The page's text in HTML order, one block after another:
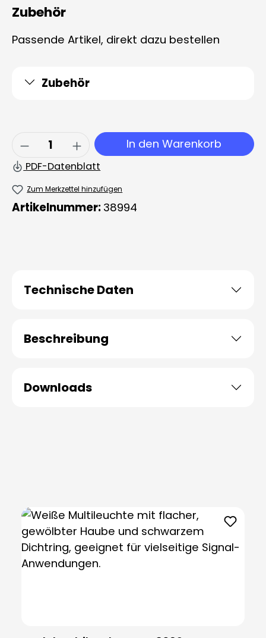
Zubehör
Passende Artikel, direkt dazu bestellen
Zubehör
Produkt Anzahl: Gib den
In den Warenkorb
PDF-Datenblatt
Zum Merkzettel hinzufügen
Artikelnummer: 38994
Technische Daten
Beschreibung
Downloads